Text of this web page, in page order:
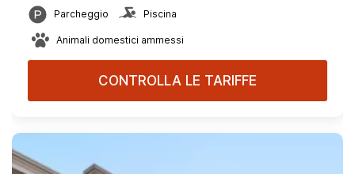
Parcheggio Piscina
Animali domestici ammessi
CONTROLLA LE TARIFFE